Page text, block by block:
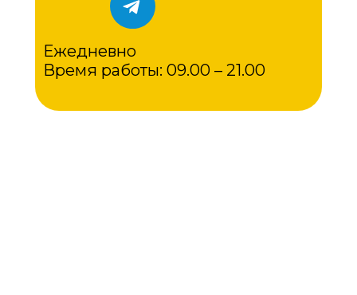
Ежедневно
Время работы: 09.00 – 21.00